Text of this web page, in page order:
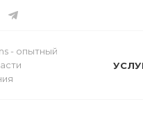
- опытный